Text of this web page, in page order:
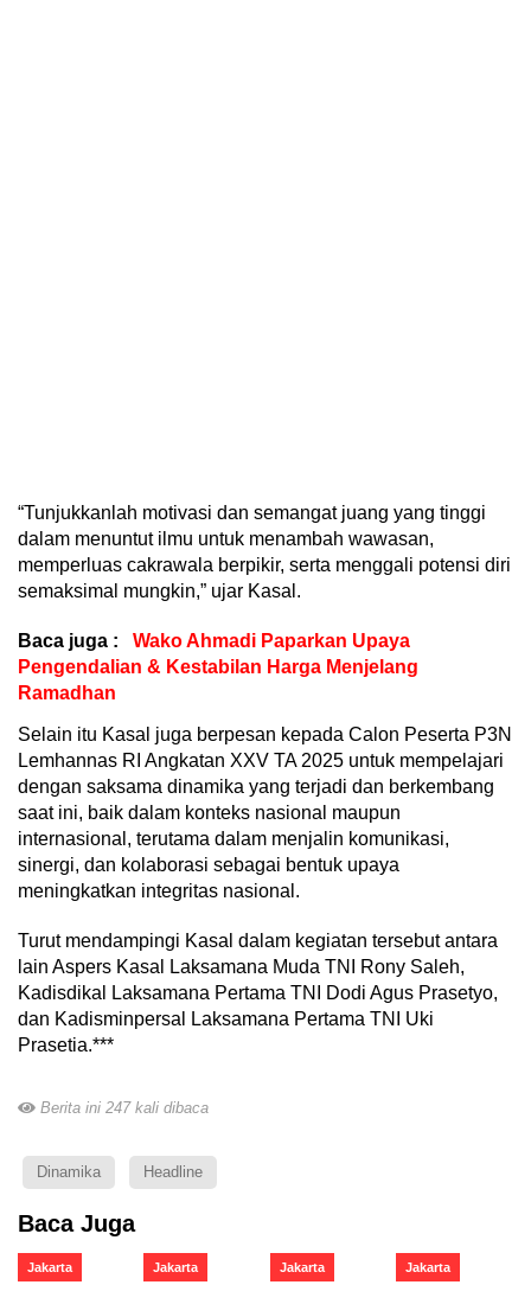
“Tunjukkanlah motivasi dan semangat juang yang tinggi
dalam menuntut ilmu untuk menambah wawasan,
memperluas cakrawala berpikir, serta menggali potensi diri
semaksimal mungkin,” ujar Kasal.
Baca juga :
Wako Ahmadi Paparkan Upaya
Pengendalian & Kestabilan Harga Menjelang
Ramadhan
Selain itu Kasal juga berpesan kepada Calon Peserta P3N
Lemhannas RI Angkatan XXV TA 2025 untuk mempelajari
dengan saksama dinamika yang terjadi dan berkembang
saat ini, baik dalam konteks nasional maupun
internasional, terutama dalam menjalin komunikasi,
sinergi, dan kolaborasi sebagai bentuk upaya
meningkatkan integritas nasional.
Turut mendampingi Kasal dalam kegiatan tersebut antara
lain Aspers Kasal Laksamana Muda TNI Rony Saleh,
Kadisdikal Laksamana Pertama TNI Dodi Agus Prasetyo,
dan Kadisminpersal Laksamana Pertama TNI Uki
Prasetia.***
Berita ini 247 kali dibaca
Dinamika Headline
Baca Juga
Jakarta Jakarta Jakarta Jakarta